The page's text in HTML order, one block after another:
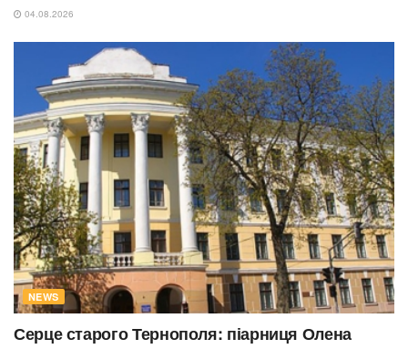
04.08.2026
NEWS
Серце старого Тернополя: піарниця Олена